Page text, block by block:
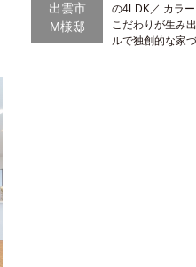
出雲市
M様邸
の4LDK／ カラ
こだわりが生み
ルで独創的な家